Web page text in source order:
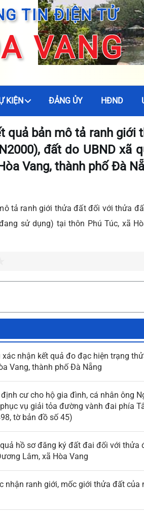
TIN ĐIỆN TỬ
VANG
KIỆN ĐẢNG ỦY HĐND
quả bản mô tả ranh
đất do UBND xã
Vang, thành phố Đà
tả ranh giới thửa đất đối với thửa
sử dụng) tại thôn Phú Túc, xã
nhận kết quả đo đạc hiện trạng
Vang, thành phố Đà Nẵng
cư cho hộ gia đình, cá nhân ông
vụ giải tỏa đường vành đai phía
tờ bản đồ số 45)
hồ sơ đăng ký đất đai đối với thửa
Lâm, xã Hòa Vang
nhận ranh giới, mốc giới thửa đất